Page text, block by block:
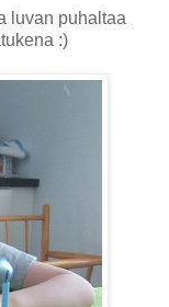
luvan puhaltaa
:)